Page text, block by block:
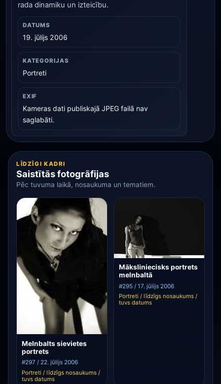
rada dinamiku un izteicību.
DATUMS
19. jūlijs 2006
KATEGORIJAS
Portreti
EXIF
Kameras dati publiskajā JPEG failā nav
saglabāti.
LĪDZĪGI KADRI
Saistītās fotogrāfijas
Pēc tuvuma laikā, nosaukuma un tematiem.
Melnbalts sievietes
portrets
#297 / 22. jūlijs 2006
Portreti / līdzīgs nosaukums /
tuvs datums
Māksliniecisks portrets
melnbaltā
#295 / 17. jūlijs 2006
Portreti / līdzīgs nosaukums /
tuvs datums